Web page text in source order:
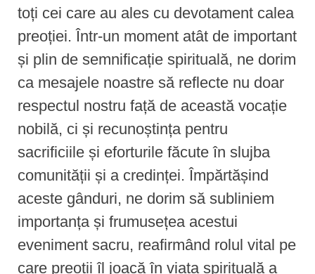
toți cei care au ales cu devotament calea
preoției. Într-un moment atât de important
și plin de semnificație spirituală, ne dorim
ca mesajele noastre să reflecte nu doar
respectul nostru față de această vocație
nobilă, ci și recunoștința pentru
sacrificiile și eforturile făcute în slujba
comunității și a credinței. Împărtășind
aceste gânduri, ne dorim să subliniem
importanța și frumusețea acestui
eveniment sacru, reafirmând rolul vital pe
care preoții îl joacă în viața spirituală a